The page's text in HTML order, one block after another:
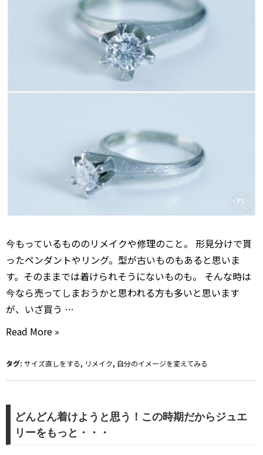
今もっているもののリメイクや修理のこと。 形見分けで貰
ったペンダントやリング。型が古いものもあると思いま
す。そのままでは着けられそうにないものも。 そんな時は
今なら売ってしまおうかと思われる方も多いと思います
が、いざ買う …
私
ジ
ー・・・
使
Read More »
タグ: サイズ直しをする, リメイク, 自分のイメージを変えてみる
どんどん着けようと思う！この時期だからジュエ
リーをもっと・・・